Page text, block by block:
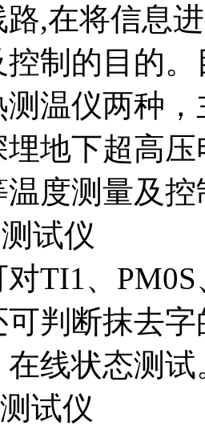
,在将信息
制的目的
温仪两种
埋地下超高
度测量及
试仪
TI1、
判断抹去
在线状态测
试仪